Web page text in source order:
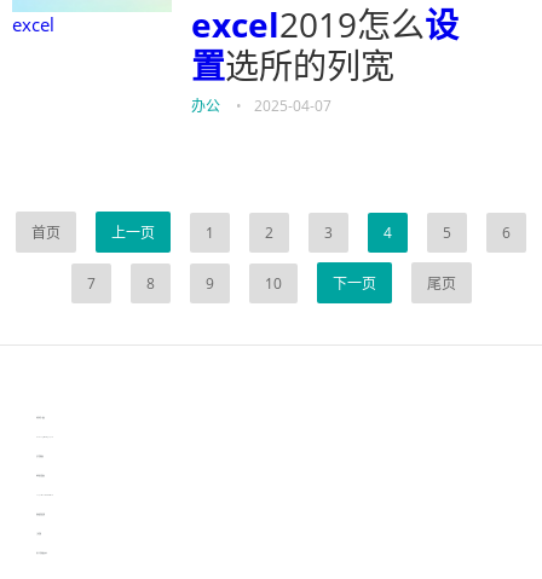
excel excel2019怎么设
置选所的列宽
办公 • 2025-04-07
首页 上一页 1 2 3 4 5 6
7 8 9 10 下一页 尾页